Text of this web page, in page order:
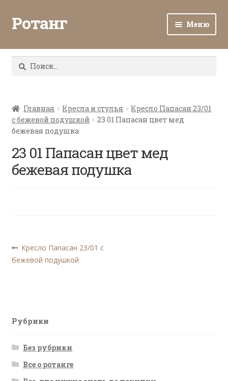
Ротанг Меню
Каталог
Все о ротанге
Ротанг оптом
Найти:
Главная Кресла и стулья
Кресло Папасан 23/01
с бежевой подушкой
23 01 Папасан цвет мед
бежевая подушка
23 01 Папасан цвет мед
бежевая подушка
Навигация
по
Предыдущая
запись:
Кресло Папасан 23/01 с
бежевой подушкой
Рубрики
Без рубрики
Все о ротанге